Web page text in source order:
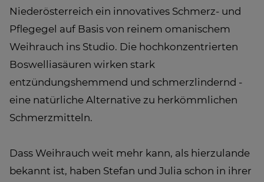
Niederösterreich ein innovatives Schmerz- und
Pflegegel auf Basis von reinem omanischem
Weihrauch ins Studio. Die hochkonzentrierten
Boswelliasäuren wirken stark
entzündungshemmend und schmerzlindernd -
eine natürliche Alternative zu herkömmlichen
Schmerzmitteln.
Dass Weihrauch weit mehr kann, als hierzulande
bekannt ist, haben Stefan und Julia schon in ihrer